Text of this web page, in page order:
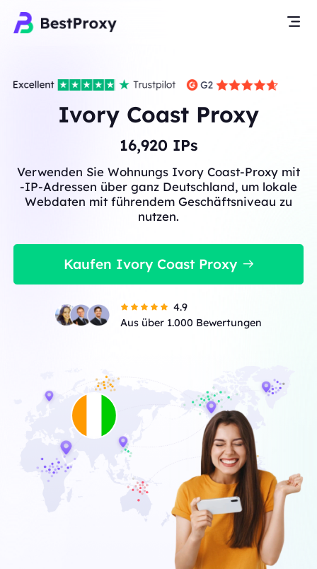
Ivory Coast Proxy
16,920IPs
Verwenden Sie Wohnungs Ivory Coast-Proxy mit
-IP-Adressen über ganz Deutschland, um lokale
Webdaten mit führendem Geschäftsniveau zu
nutzen.
Kaufen Ivory Coast Proxy
4.9
Aus über 1.000 Bewertungen